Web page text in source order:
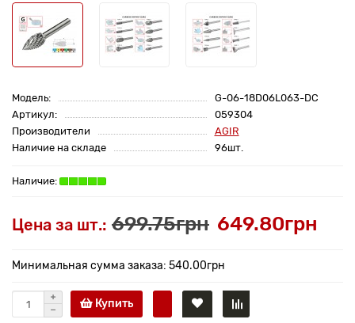
Модель:
G-06-18D06L063-DC
Артикул:
059304
Производители
AGIR
Наличие на складе
96шт.
Цена за шт.: 699.75грн 649.80грн
Минимальная сумма заказа: 540.00грн
Купить